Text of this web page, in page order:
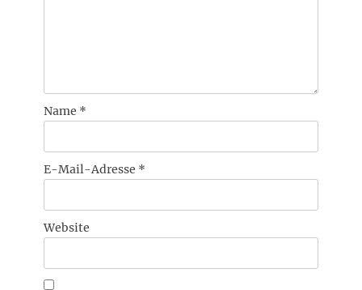
Name *
E-Mail-Adresse *
Website